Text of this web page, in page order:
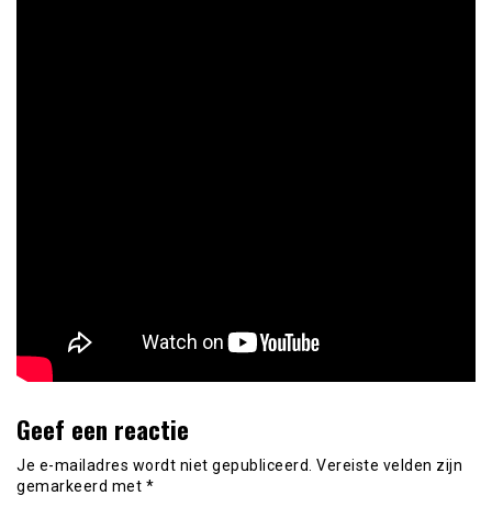
Geef een reactie
Je e-mailadres wordt niet gepubliceerd. Vereiste velden zijn
gemarkeerd met *